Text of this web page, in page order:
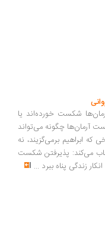
خورده‌اند یا
چگونه می‌تواند
برمی‌گزیند، نه
پذیرفتن شکست
پناه ببرد...